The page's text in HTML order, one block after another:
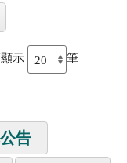
示 筆
告